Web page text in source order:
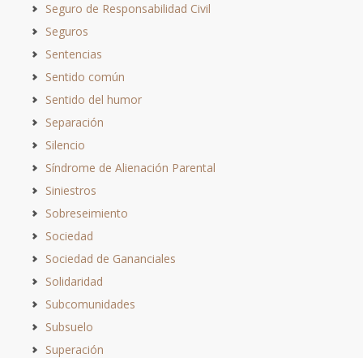
Seguro de Responsabilidad Civil
Seguros
Sentencias
Sentido común
Sentido del humor
Separación
Silencio
Síndrome de Alienación Parental
Siniestros
Sobreseimiento
Sociedad
Sociedad de Gananciales
Solidaridad
Subcomunidades
Subsuelo
Superación